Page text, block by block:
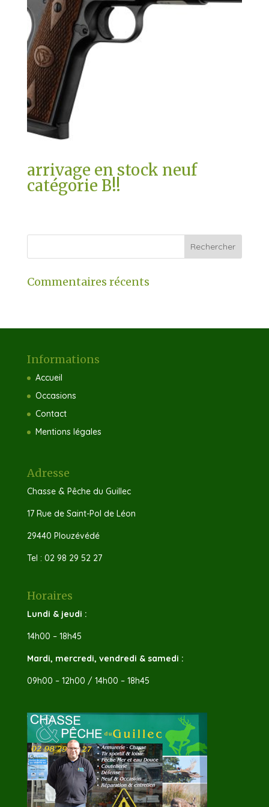
arrivage en stock neuf
catégorie B!!
Commentaires récents
Informations
Accueil
Occasions
Contact
Mentions légales
Adresse
Chasse & Pêche du Guillec
17 Rue de Saint-Pol de Léon
29440 Plouzévédé
Tel : 02 98 29 52 27
Horaires
Lundi & jeudi :
14h00 – 18h45
Mardi, mercredi, vendredi & samedi :
09h00 – 12h00 / 14h00 – 18h45